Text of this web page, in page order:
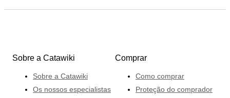
Sobre a Catawiki
Sobre a Catawiki
Os nossos especialistas
Comprar
Como comprar
Proteção do comprador